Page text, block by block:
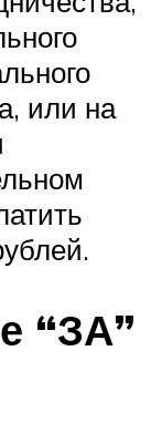
или на
“ЗА”